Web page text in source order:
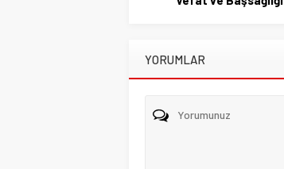
YORUMLAR